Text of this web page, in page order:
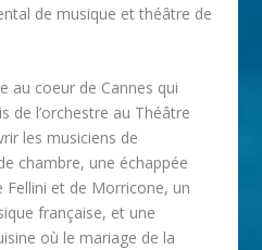
de musique et théâtre de
au coeur de Cannes qui
de l’orchestre au Théâtre
les musiciens de
chambre, une échappée
Fellini et de Morricone, un
française, et une
où le mariage de la